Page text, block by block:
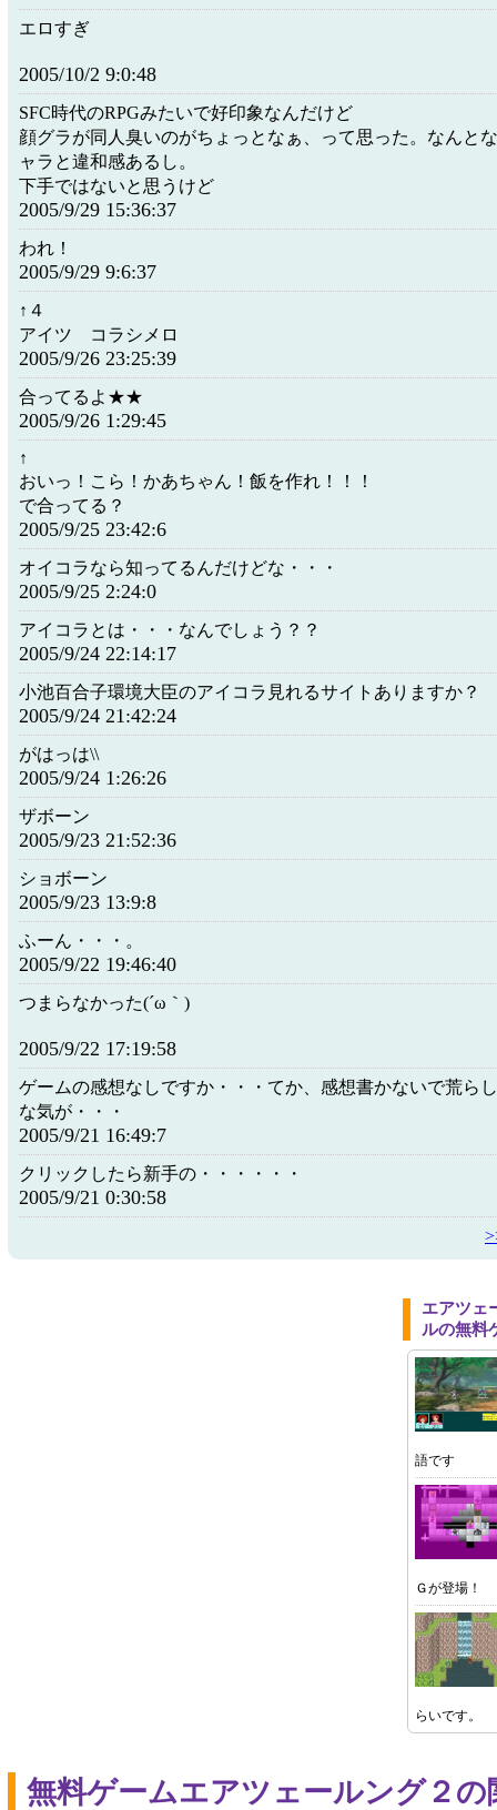
エロすぎ
2005/10/2 9:0:48
SFC時代のRPGみたいで好印象なんだけど
顔グラが同人臭いのがちょっとなぁ、って思った。なんと
ャラと違和感あるし。
下手ではないと思うけど
2005/9/29 15:36:37
われ！
2005/9/29 9:6:37
↑４
アイツ コラシメロ
2005/9/26 23:25:39
合ってるよ★★
2005/9/26 1:29:45
↑
おいっ！こら！かあちゃん！飯を作れ！！！
で合ってる？
2005/9/25 23:42:6
オイコラなら知ってるんだけどな・・・
2005/9/25 2:24:0
アイコラとは・・・なんでしょう？？
2005/9/24 22:14:17
小池百合子環境大臣のアイコラ見れるサイトありますか？
2005/9/24 21:42:24
がはっは\\
2005/9/24 1:26:26
ザボーン
2005/9/23 21:52:36
ショボーン
2005/9/23 13:9:8
ふーん・・・。
2005/9/22 19:46:40
つまらなかった(´ω｀)
2005/9/22 17:19:58
ゲームの感想なしですか・・・てか、感想書かないで荒ら
な気が・・・
2005/9/21 16:49:7
クリックしたら新手の・・・・・・
2005/9/21 0:30:58
エアツェ
ルの無料
語です
Ｇが登場！
らいです。
無料ゲームエアツェールング２